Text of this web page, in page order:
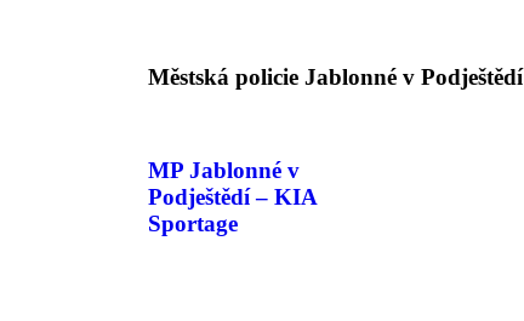
Městská policie Jablonné v Podještědí
MP Jablonné v
Podještědí – KIA
Sportage